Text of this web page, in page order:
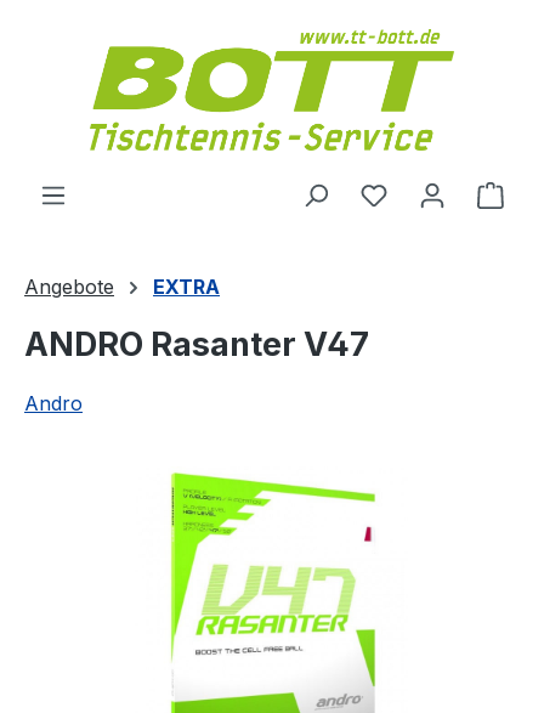
Du hast 0
Angebote EXTRA
ANDRO Rasanter V47
Andro